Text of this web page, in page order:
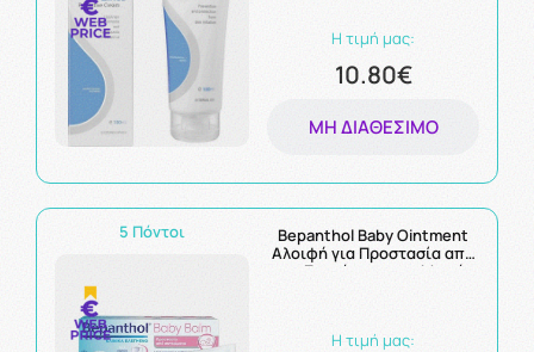
Η τιμή μας:
10.80€
ΜΗ ΔΙΑΘΈΣΙΜΟ
5 Πόντοι
Bepanthol Baby Ointment
Αλοιφή για Προστασία από
τα Συγκάματα στα Μωρά
Η τιμή μας: